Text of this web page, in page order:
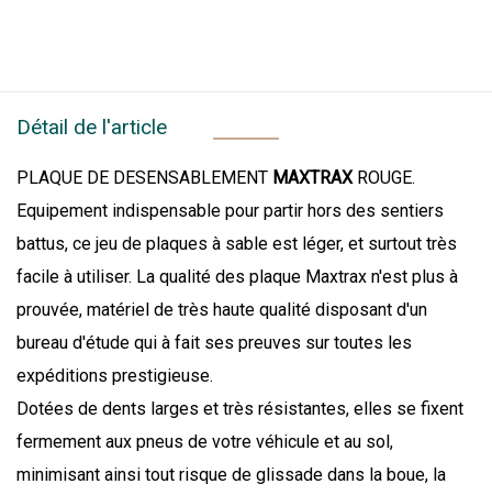
Détail de l'article
PLAQUE DE DESENSABLEMENT MAXTRAXROUGE.
Equipement indispensable pour partir hors des sentiers
battus, ce jeu de plaques à sable est léger, et surtout très
facile à utiliser. La qualité des plaque Maxtrax n'est plus à
prouvée, matériel de très haute qualité disposant d'un
bureau d'étude qui à fait ses preuves sur toutes les
expéditions prestigieuse.
Dotées de dents larges et très résistantes, elles se fixent
fermement aux pneus de votre véhicule et au sol,
minimisant ainsi tout risque de glissade dans la boue, la